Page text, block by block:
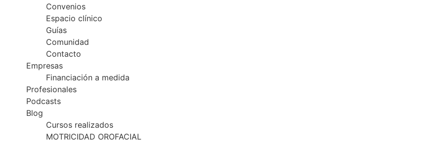
Convenios
Espacio clínico
Guías
Comunidad
Contacto
Empresas
Financiación a medida
Profesionales
Podcasts
Blog
Cursos realizados
MOTRICIDAD OROFACIAL